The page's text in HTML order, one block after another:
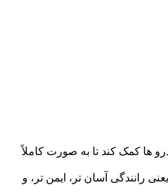
ها کمک کند تا به صورت کاملاً
رانندگی آسان تر، ایمن تر، و